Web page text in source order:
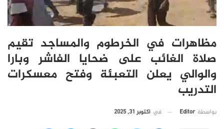
مظاهرات في الخرطوم والمساجد تقيم
صلاة الغائب على ضحايا الفاشر وبارا
والوالي يعلن التعبئة وفتح معسكرات
التدريب
بواسطة Editor في أكتوبر 31, 2025